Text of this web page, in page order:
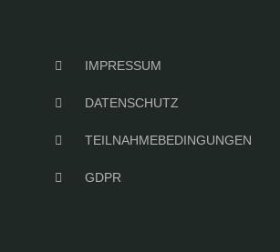
IMPRESSUM
DATENSCHUTZ
TEILNAHMEBEDINGUNGEN
GDPR